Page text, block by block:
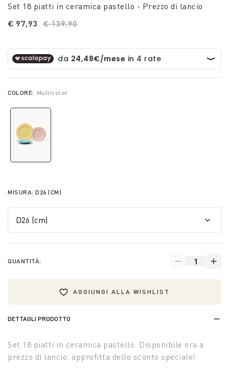
Set 18 piatti in ceramica pastello - Prezzo di lancio
Price reduced from
€ 139,90to
€ 97,93
COLORE: Multicolor
MISURA: D26 (CM)
QUANTITÀ:
AGGIUNGI ALLA WISHLIST
DETTAGLI PRODOTTO
Set 18 piatti in ceramica pastello. Disponibile ora a
prezzo di lancio: approfitta dello sconto speciale!